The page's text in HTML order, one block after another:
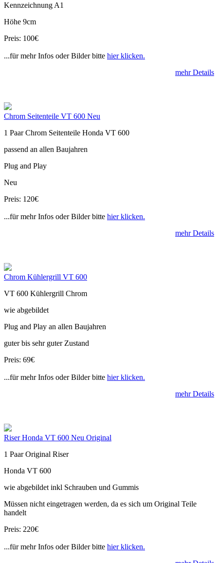
Kennzeichnung A1
Höhe 9cm
Preis: 100€
...für mehr Infos oder Bilder bitte hier klicken.
mehr Details
Chrom Seitenteile VT 600 Neu
1 Paar Chrom Seitenteile Honda VT 600
passend an allen Baujahren
Plug and Play
Neu
Preis: 120€
...für mehr Infos oder Bilder bitte hier klicken.
mehr Details
Chrom Kühlergrill VT 600
VT 600 Kühlergrill Chrom
wie abgebildet
Plug and Play an allen Baujahren
guter bis sehr guter Zustand
Preis: 69€
...für mehr Infos oder Bilder bitte hier klicken.
mehr Details
Riser Honda VT 600 Neu Original
1 Paar Original Riser
Honda VT 600
wie abgebildet inkl Schrauben und Gummis
Müssen nicht eingetragen werden, da es sich um Original Teile
handelt
Preis: 220€
...für mehr Infos oder Bilder bitte hier klicken.